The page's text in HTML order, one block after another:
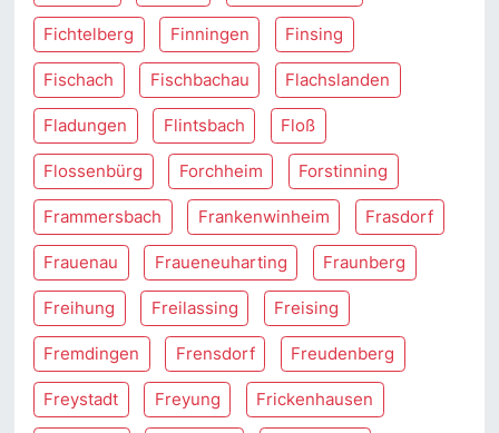
Fichtelberg Finningen Finsing
Fischach Fischbachau Flachslanden
Fladungen Flintsbach Floß
Flossenbürg Forchheim Forstinning
Frammersbach Frankenwinheim Frasdorf
Frauenau Fraueneuharting Fraunberg
Freihung Freilassing Freising
Fremdingen Frensdorf Freudenberg
Freystadt Freyung Frickenhausen